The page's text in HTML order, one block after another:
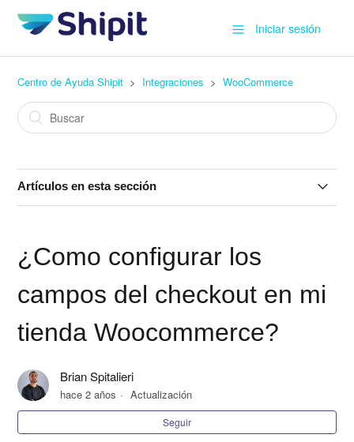
Iniciar sesión
Centro de Ayuda Shipit Integraciones WooCommerce
Artículos en esta sección
suite?
¿Se pueden configurar envíos a región con Shipit y envíos
WooCommerce?
Problema al instalar el plugin de Shipit en WooCommerce:
Error que detiene la instalación
Configurar retiro en tienda en Woocommerce
¿Como configurar los
campos del checkout en mi
tienda Woocommerce?
Brian Spitalieri
hace 2 años Actualización
Seguir